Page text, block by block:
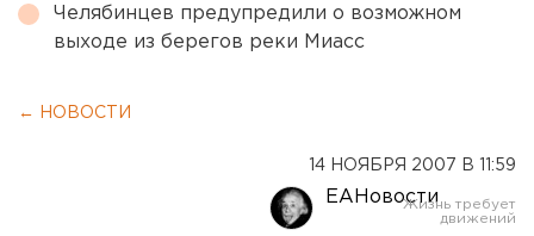
Челябинцев предупредили о возможном
выходе из берегов реки Миасс
← НОВОСТИ
14 НОЯБРЯ 2007 В 11:59
ЕАНовости